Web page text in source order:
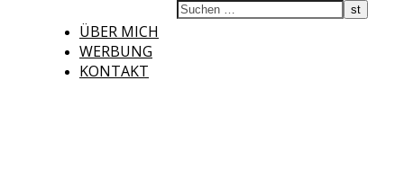
ÜBER MICH
WERBUNG
KONTAKT